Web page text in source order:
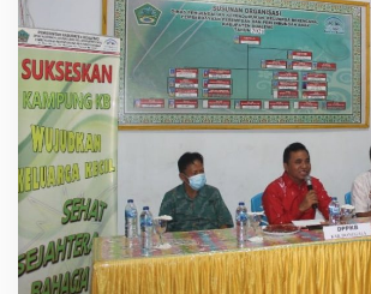
g
l
a
B
e
n
t
u
k
K
a
m